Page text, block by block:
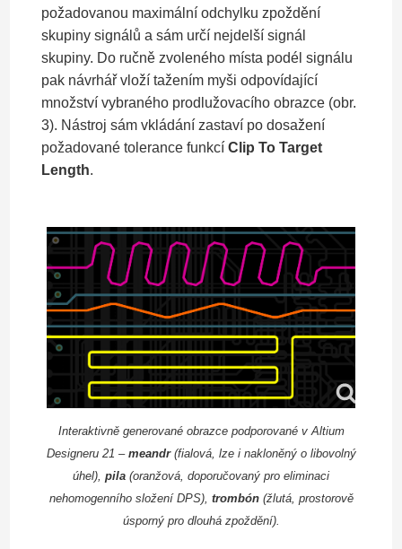
požadovanou maximální odchylku zpoždění
skupiny signálů a sám určí nejdelší signál
skupiny. Do ručně zvoleného místa podél signálu
pak návrhář vloží tažením myši odpovídající
množství vybraného prodlužovacího obrazce (obr.
3). Nástroj sám vkládání zastaví po dosažení
požadované tolerance funkcíClip To Target
Length.
Interaktivně generované obrazce podporované v Altium
Designeru 21 – meandr(fialová, lze i nakloněný o libovolný
úhel), pila (oranžová, doporučovaný pro eliminaci
nehomogenního složení DPS), trombón(žlutá, prostorově
úsporný pro dlouhá zpoždění).